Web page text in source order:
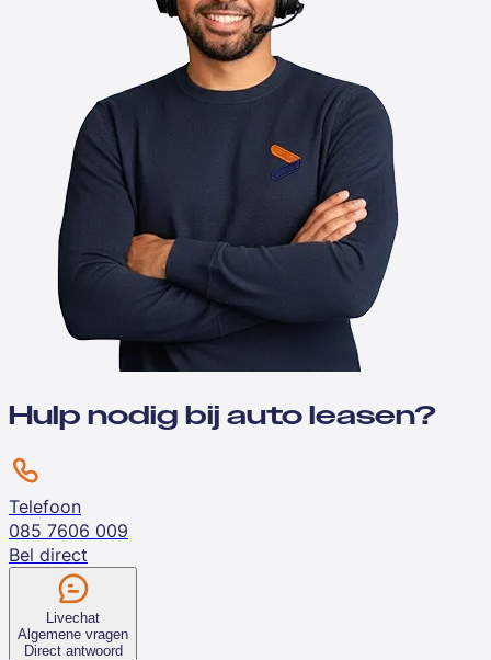
Hulp nodig bij auto leasen?
Telefoon
085 7606 009
Bel direct
Livechat
Algemene vragen
Direct antwoord